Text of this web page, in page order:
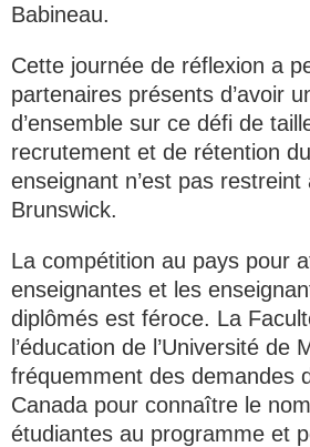
Babineau.
Cette journée de réflexion a
partenaires présents d’avoir
d’ensemble sur ce défi de
recrutement et de rétention
enseignant n’est pas restreint
Brunswick.
La compétition au pays pour
enseignantes et les
diplômés est féroce. La
l’éducation de l’Université de
fréquemment des demandes
Canada pour connaître le
étudiantes au programme et